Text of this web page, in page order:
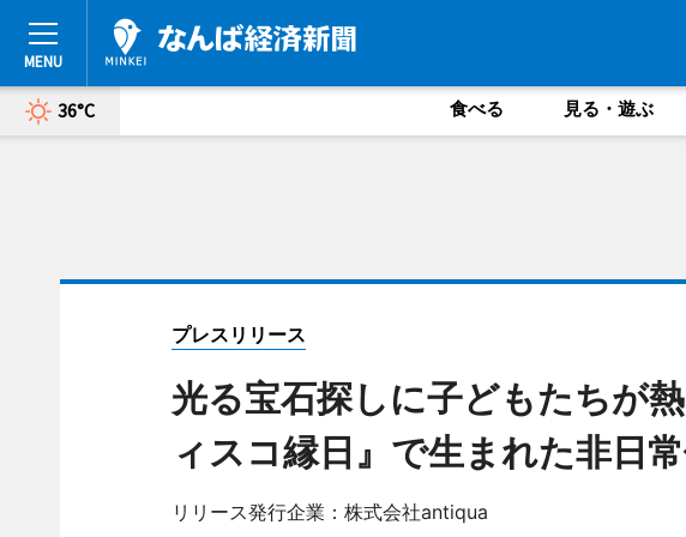
36°C 食べる 見る・遊ぶ
プレスリリース
光る宝石探しに子どもたちが
ィスコ縁日』で生まれた非日
リリース発行企業：株式会社antiqua